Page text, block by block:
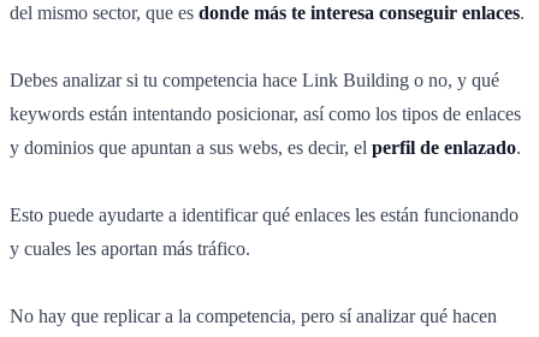
del mismo sector, que es donde más te interesa conseguir enlaces.
Debes analizar si tu competencia hace Link Building o no, y qué
keywords están intentando posicionar, así como los tipos de enlaces
y dominios que apuntan a sus webs, es decir, el perfil de enlazado.
Esto puede ayudarte a identificar qué enlaces les están funcionando
y cuales les aportan más tráfico.
No hay que replicar a la competencia, pero sí analizar qué hacen